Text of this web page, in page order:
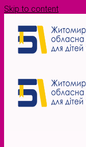
Skip to content